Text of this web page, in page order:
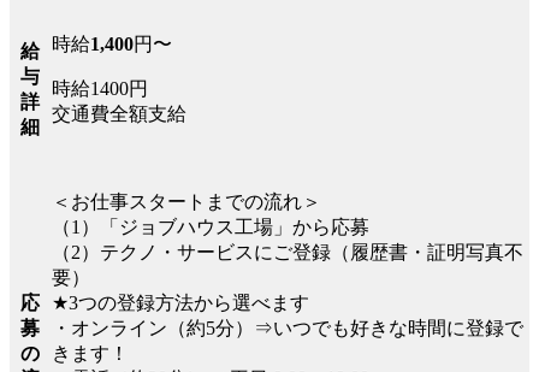
給
与
詳
細
時給1,400円〜
時給1400円
交通費全額支給
応
募
の
＜お仕事スタートまでの流れ＞
（1）「ジョブハウス工場」から応募
（2）テクノ・サービスにご登録（履歴書・証明写真不
要）
★3つの登録方法から選べます
・オンライン（約5分）⇒いつでも好きな時間に登録で
きます！